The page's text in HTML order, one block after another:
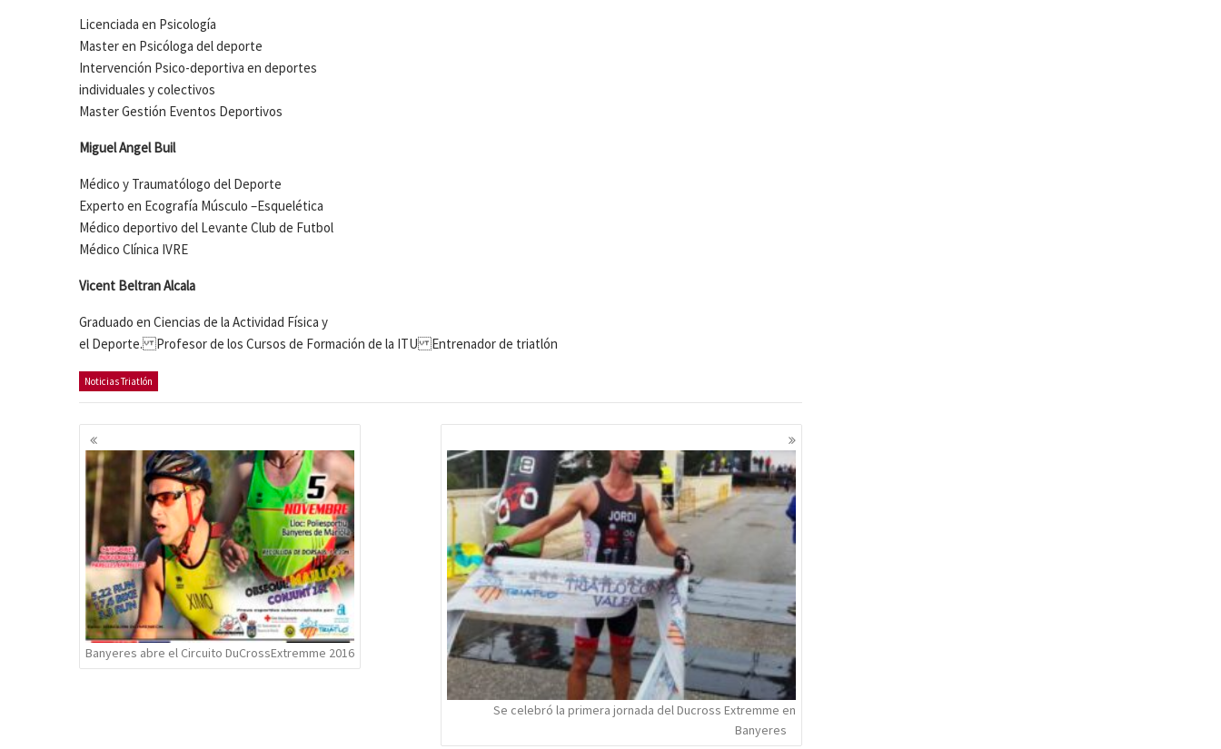
Licenciada en Psicología
Master en Psicóloga del deporte
Intervención Psico-deportiva en deportes
individuales y colectivos
Master Gestión Eventos Deportivos
Miguel Angel Buil
Médico y Traumatólogo del Deporte
Experto en Ecografía Músculo –Esquelética
Médico deportivo del Levante Club de Futbol
Médico Clínica IVRE
Vicent Beltran Alcala
Graduado en Ciencias de la Actividad Física y
el Deporte. Profesor de los Cursos de Formación de la ITU Entrenador de triatlón
Noticias Triatlón
Navegación
de
entradas
Banyeres abre el Circuito DuCrossExtremme 2016
Se celebró la primera jornada del Ducross Extremme en
Banyeres